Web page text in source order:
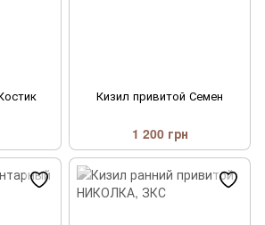
Кизил привитой Семен
1 200 грн